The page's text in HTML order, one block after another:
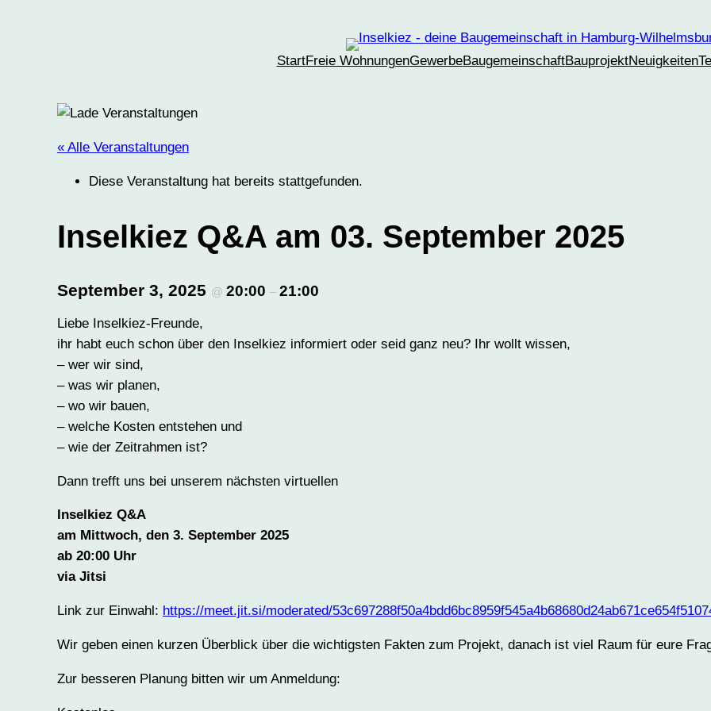
StartFreie WohnungenGewerbeBaugemeinschaftBauprojektNeuigkeiten
« Alle Veranstaltungen
Diese Veranstaltung hat bereits stattgefunden.
Inselkiez Q&A am 03. September 2025
September 3, 2025 @ 20:00 – 21:00
Liebe Inselkiez-Freunde,
ihr habt euch schon über den Inselkiez informiert oder seid ganz neu? Ihr wollt wissen,
– wer wir sind,
– was wir planen,
– wo wir bauen,
– welche Kosten entstehen und
– wie der Zeitrahmen ist?
Dann trefft uns bei unserem nächsten virtuellen
Inselkiez Q&A
am Mittwoch, den 3. September 2025
ab 20:00 Uhr
via Jitsi
Link zur Einwahl: https://meet.jit.si/moderated/
Wir geben einen kurzen Überblick über die wichtigsten Fakten zum Projekt, danach ist viel Raum für eure
Zur besseren Planung bitten wir um Anmeldung: